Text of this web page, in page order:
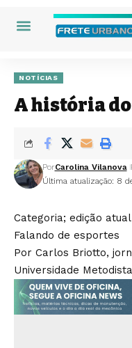
NOTÍCIAS
A história
Última atualização: 8
PorCarolina Vilanova
Categoria; edição
Falando de esportes
Por Carlos Briotto,
Universidade Metodista